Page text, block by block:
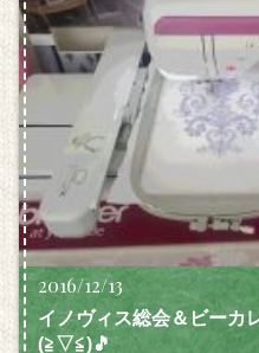
2016/12/13
イノヴィス総会＆ビーカ
(≧▽≦)🎵